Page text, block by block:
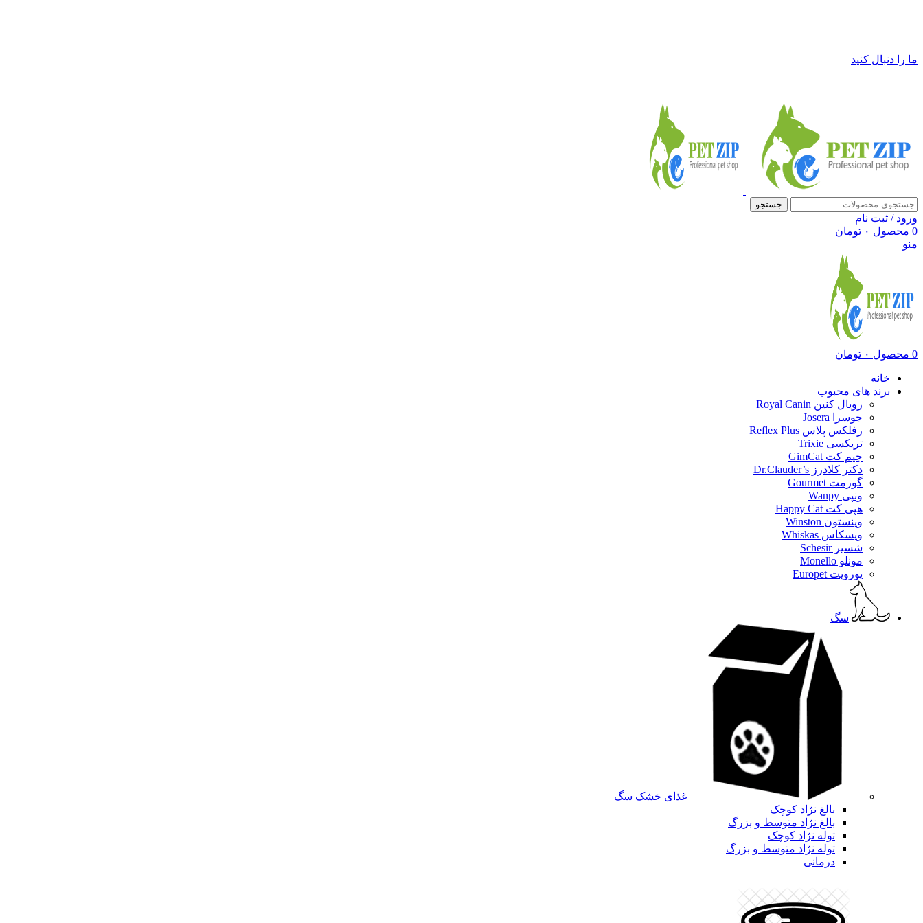
ما را دنبال کنید
جستجو
ورود / ثبت نام
0 محصول ۰ تومان
منو
0 محصول ۰ تومان
خانه
برند های محبوب
رویال کنین Royal Canin
جوسرا Josera
رفلکس پلاس Reflex Plus
تریکسی Trixie
جیم کت GimCat
دکتر کلادرز Dr.Clauder’s
گورمت Gourmet
ونپی Wanpy
هپی کت Happy Cat
وینستون Winston
ویسکاس Whiskas
شسیر Schesir
مونلو Monello
یوروپت Europet
سگ
غذای خشک سگ
بالغ نژاد کوچک
بالغ نژاد متوسط و بزرگ
توله نژاد کوچک
توله نژاد متوسط و بزرگ
درمانی